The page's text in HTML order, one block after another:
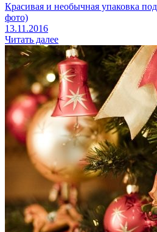
Красивая и необычная упаковка
фото)
13.11.2016
Читать далее